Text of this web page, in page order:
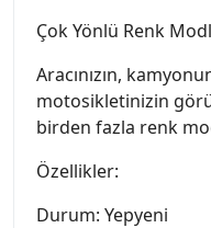
Çok Yönlü Renk
Aracınızın,
motosikletinizin
birden fazla renk
Özellikler:
Durum: Yepyeni